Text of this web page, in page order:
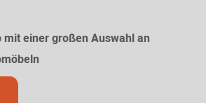
mit einer großen Auswahl an